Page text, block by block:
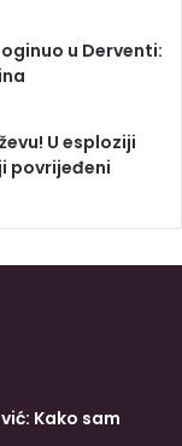
u Derventi:
U esploziji
povrijeđeni
Kako sam